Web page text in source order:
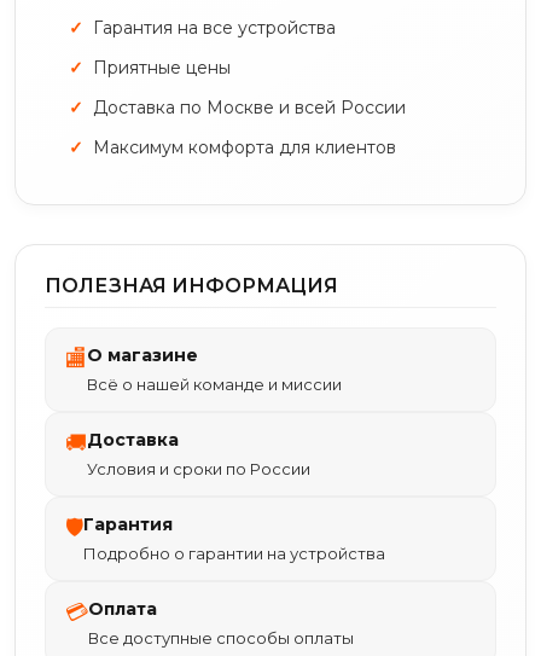
Гарантия на все устройства
Приятные цены
Доставка по Москве и всей России
Максимум комфорта для клиентов
ПОЛЕЗНАЯ ИНФОРМАЦИЯ
🏬О магазине
Всё о нашей команде и миссии
🚚Доставка
Условия и сроки по России
🛡Гарантия
Подробно о гарантии на устройства
💳Оплата
Все доступные способы оплаты